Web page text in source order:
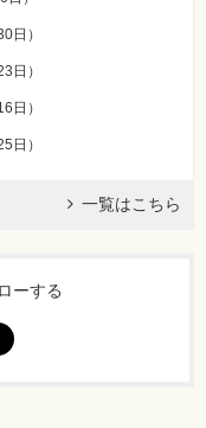
日 ）
日 ）
日 ）
日 ）
一覧はこちら
ーする